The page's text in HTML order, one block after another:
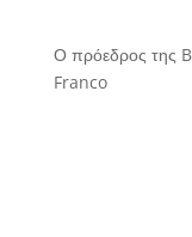
Ο πρόεδρος της
Franco